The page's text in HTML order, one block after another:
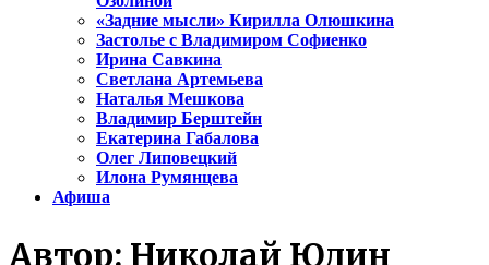
«Задние мысли» Кирилла Олюшкина
Застолье с Владимиром Софиенко
Ирина Савкина
Светлана Артемьева
Наталья Мешкова
Владимир Берштейн
Екатерина Габалова
Олег Липовецкий
Илона Румянцева
Афиша
Автор: Николай Юдин